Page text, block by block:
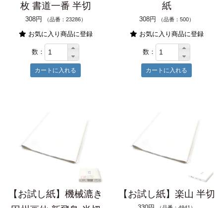
枚 書道一番 半切
308円 （品番：23286）
お気に入り商品に登録
数：
紙
308円 （品番：500）
お気に入り商品に登録
数：
【お試し紙】機械漉き
【お試し紙】楽山 半切